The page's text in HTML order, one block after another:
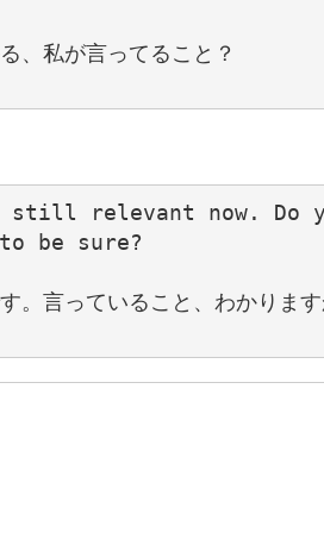
、私が言ってること？
relevant now. Do
be sure?
言っていること、わかります